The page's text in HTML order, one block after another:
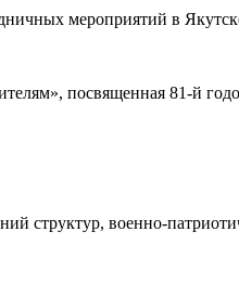
мероприятий в
посвященная 81-й
структур, военно-